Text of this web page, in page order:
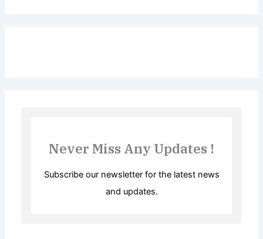
Never Miss Any Updates !
Subscribe our newsletter for the latest news
and updates.